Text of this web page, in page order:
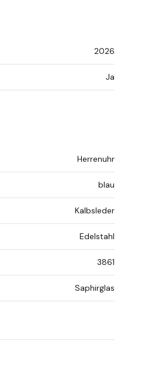
2026
Ja
Herrenuhr
blau
Kalbsleder
Edelstahl
3861
Saphirglas